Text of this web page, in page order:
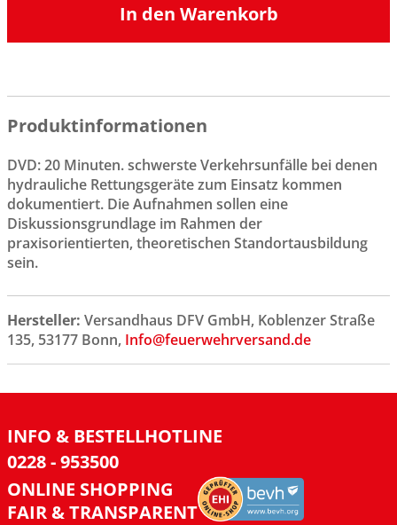
In den Warenkorb
Produktinformationen
DVD: 20 Minuten. schwerste Verkehrsunfälle bei denen
hydrauliche Rettungsgeräte zum Einsatz kommen
dokumentiert. Die Aufnahmen sollen eine
Diskussionsgrundlage im Rahmen der
praxisorientierten, theoretischen Standortausbildung
sein.
Hersteller: Versandhaus DFV GmbH, Koblenzer Straße
135, 53177 Bonn, Info@feuerwehrversand.de
INFO & BESTELLHOTLINE
0228 - 953500
ONLINE SHOPPING
FAIR & TRANSPARENT